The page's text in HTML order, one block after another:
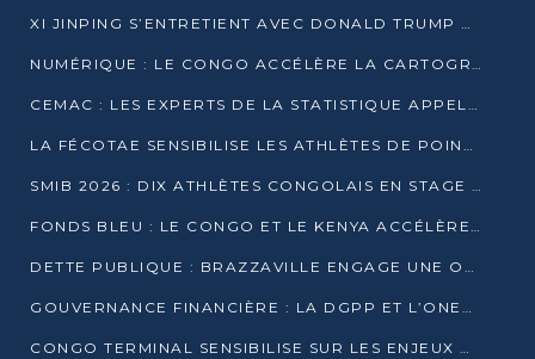
XI JINPING S’ENTRETIENT AVEC DONALD TRUMP À BEIJING
NUMÉRIQUE : LE CONGO ACCÉLÈRE LA CARTOGRAPHIE DE SES INFRASTRUCTURES DIGITALES
CEMAC : LES EXPERTS DE LA STATISTIQUE APPELLENT À RENFORCER LA SÉCURISATION DES DONNÉES
LA FÉCOTAE SENSIBILISE LES ATHLÈTES DE POINTE-NOIRE À L’HYGIÈNE ALIMENTA
SMIB 2026 : DIX ATHLÈTES CONGOLAIS EN STAGE AU KENYA
FONDS BLEU : LE CONGO ET LE KENYA ACCÉLÈRENT LA MOBILISATION DES FINANCEMENTS
DETTE PUBLIQUE : BRAZZAVILLE ENGAGE UNE OPÉRATION DE RACHAT DE 575 MILLIONS DE DOLLARS
GOUVERNANCE FINANCIÈRE : LA DGPP ET L’ONEC-C VERS UN PARTENARIAT POUR ASSAINIR LES ENTREPRISES PUBLIQUES
CONGO TERMINAL SENSIBILISE SUR LES ENJEUX DE LA SANTÉ MENTALE EN